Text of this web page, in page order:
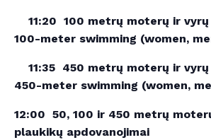
11:20 100 metrų moterų ir vyrų
100-meter swimming (women,
11:35 450 metrų moterų ir vyrų
450-meter swimming (women,
12:00 50, 100 ir 450 metrų
plaukikų apdovanojimai